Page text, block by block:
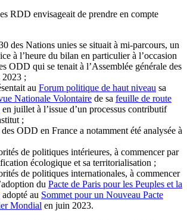
RDD envisageait de prendre en compte
des Nations unies se situait à mi-parcours, un
à l’heure du bilan en particulier à l’occasion
ODD qui se tenait à l’Assemblée générale des
2023 ;
au Forum politique de haut niveau sa
Nationale Volontaire de sa feuille de route
en juillet à l’issue d’un processus contributif
;
ODD en France a notamment été analysée à
de politiques intérieures, à commencer par
écologique et sa territorialisation ;
de politiques internationales, à commencer
du Pacte de Paris pour les Peuples et la
adopté au Sommet pour un Nouveau Pacte
Mondial en juin 2023.